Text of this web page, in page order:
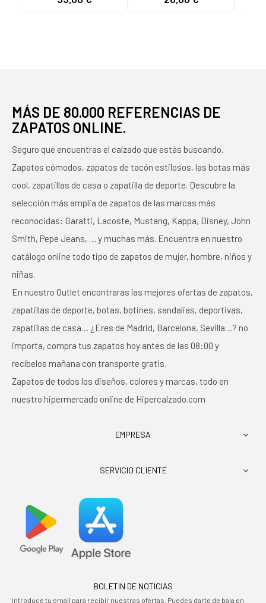
GRIS VARIOS
AZUL AZUL
MÁS DE 80.000 REFERENCIAS DE
ZAPATOS ONLINE.
Seguro que encuentras el calzado que estás buscando.
Zapatos cómodos, zapatos de tacón estilosos, las botas más
cool, zapatillas de casa o zapatilla de deporte. Descubre la
selección más amplia de zapatos de las marcas más
reconocidas: Garatti, Lacoste, Mustang, Kappa, Disney, John
Smith, Pepe Jeans, … y muchas más. Encuentra en nuestro
catálogo online todo tipo de zapatos de mujer, hombre, niños y
niñas.
En nuestro Outlet encontraras las mejores ofertas de zapatos,
zapatillas de deporte, botas, botines, sandalias, deportivas,
zapatillas de casa… ¿Eres de Madrid, Barcelona, Sevilla…? no
importa, compra tus zapatos hoy antes de las 08:00 y
recíbelos mañana con transporte gratis.
Zapatos de todos los diseños, colores y marcas, todo en
nuestro hipermercado online de Hipercalzado.com
EMPRESA 
SERVICIO CLIENTE 
BOLETIN DE NOTICIAS
Introduce tu email para recibir nuestras ofertas. Puedes darte de baja en